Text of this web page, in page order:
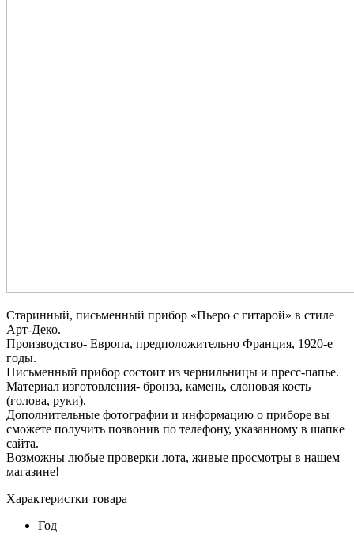
Старинный, письменный прибор «Пьеро с гитарой» в стиле
Арт-Деко.
Производство- Европа, предположительно Франция, 1920-е
годы.
Письменный прибор состоит из чернильницы и пресс-папье.
Материал изготовления- бронза, камень, слоновая кость
(голова, руки).
Дополнительные фотографии и информацию о приборе вы
сможете получить позвонив по телефону, указанному в шапке
сайта.
Возможны любые проверки лота, живые просмотры в нашем
магазине!
Характеристки товара
Год